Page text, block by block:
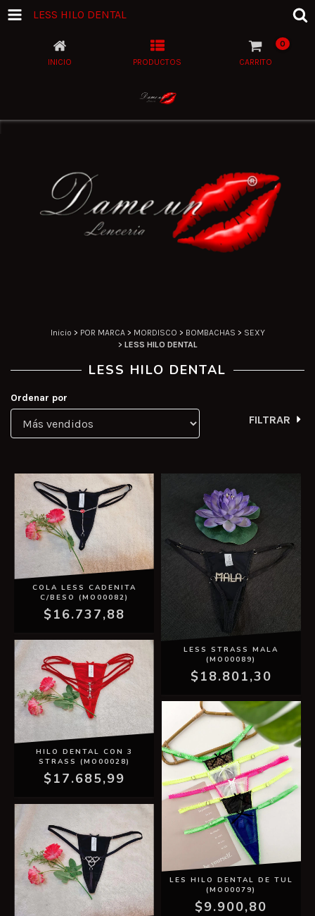
LESS HILO DENTAL
INICIO PRODUCTOS CARRITO
0
Inicio > POR MARCA > MORDISCO > BOMBACHAS > SEXY
> LESS HILO DENTAL
LESS HILO DENTAL
Ordenar por
FILTRAR
COLA LESS CADENITA
C/BESO (MO00082)
$16.737,88
LESS STRASS MALA
(MO00089)
$18.801,30
HILO DENTAL CON 3
STRASS (MO00028)
$17.685,99
LES HILO DENTAL DE TUL
(MO00079)
$9.900,80